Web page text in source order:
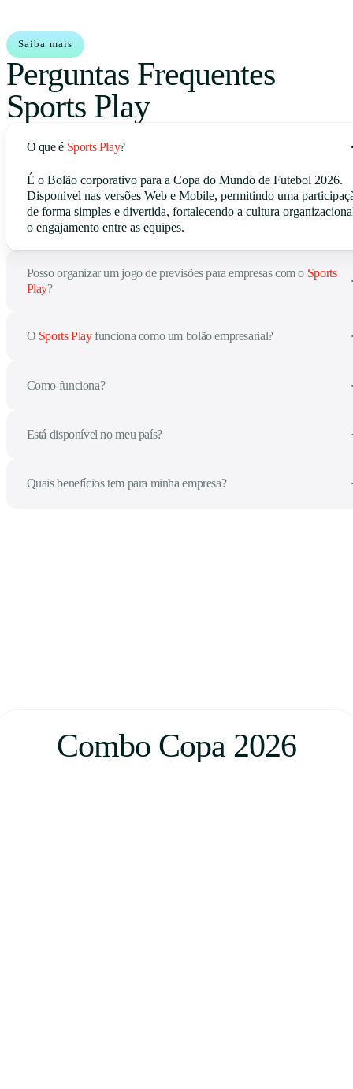
Saiba mais
Perguntas Frequentes
Sports Play
O que é Sports Play?
É o Bolão corporativo para a Copa do Mundo de Futebol 2026.
Disponível nas versões Web e Mobile, permitindo uma
de forma simples e divertida, fortalecendo a cultura
o engajamento entre as equipes.
Posso organizar um jogo de previsões para empresas com o Sports
Play?
O Sports Playfunciona como um bolão empresarial?
Como funciona?
Está disponível no meu país?
Quais benefícios tem para minha empresa?
Combo Copa 2026